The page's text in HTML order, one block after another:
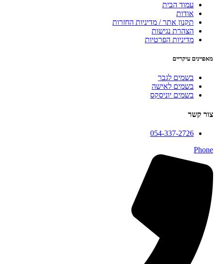
עמוד הבית
אודות
תקנון אתר / מדיניות החזרות
הצהרת נגישות
מדיניות הפרטיות
מאפיינים עיקריים
בשמים לגבר
בשמים לאישה
בשמים יוניסקס
צור קשר
054-337-2726
Phone